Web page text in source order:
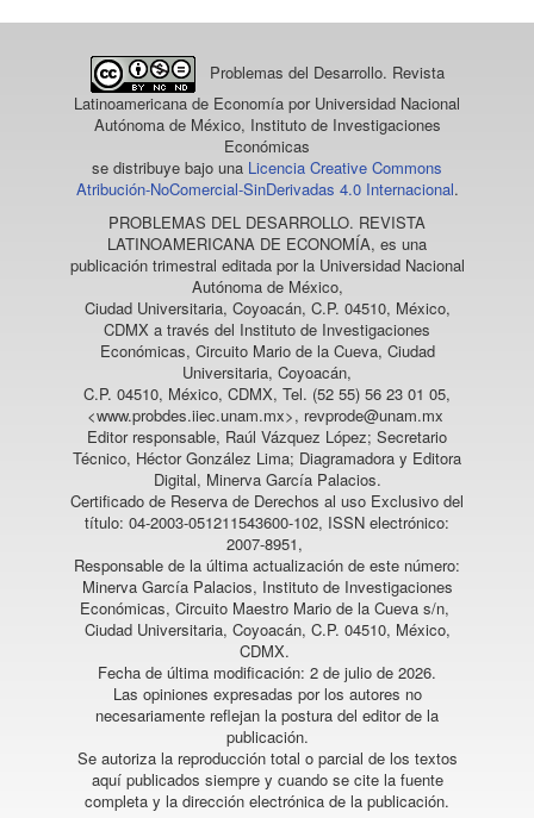
Problemas del Desarrollo. Revista
Latinoamericana de Economía por Universidad Nacional
Autónoma de México, Instituto de Investigaciones
Económicas
se distribuye bajo una Licencia Creative Commons
Atribución-NoComercial-SinDerivadas 4.0 Internacional.
PROBLEMAS DEL DESARROLLO. REVISTA
LATINOAMERICANA DE ECONOMÍA, es una
publicación trimestral editada por la Universidad Nacional
Autónoma de México,
Ciudad Universitaria, Coyoacán, C.P. 04510, México,
CDMX a través del Instituto de Investigaciones
Económicas, Circuito Mario de la Cueva, Ciudad
Universitaria, Coyoacán,
C.P. 04510, México, CDMX, Tel. (52 55) 56 23 01 05,
<www.probdes.iiec.unam.mx>, revprode@unam.mx
Editor responsable, Raúl Vázquez López; Secretario
Técnico, Héctor González Lima; Diagramadora y Editora
Digital, Minerva García Palacios.
Certificado de Reserva de Derechos al uso Exclusivo del
título: 04-2003-051211543600-102, ISSN electrónico:
2007-8951,
Responsable de la última actualización de este número:
Minerva García Palacios, Instituto de Investigaciones
Económicas, Circuito Maestro Mario de la Cueva s/n,
Ciudad Universitaria, Coyoacán, C.P. 04510, México,
CDMX.
Fecha de última modificación: 2 de julio de 2026.
Las opiniones expresadas por los autores no
necesariamente reflejan la postura del editor de la
publicación.
Se autoriza la reproducción total o parcial de los textos
aquí publicados siempre y cuando se cite la fuente
completa y la dirección electrónica de la publicación.